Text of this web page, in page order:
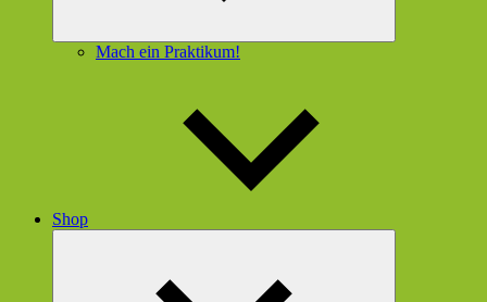
Mach ein Praktikum!
Shop